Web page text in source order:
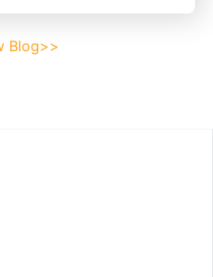
える可能性がありま
トラクション、安定
にとって重要です。タ
トプラクティス：- ロ
させることを推奨して
はタイヤの寿命を延ば
とハンドリングの向上
Blog>>